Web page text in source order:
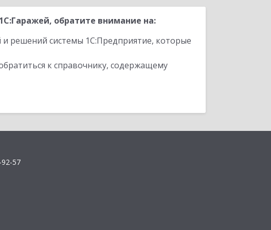
обратите внимание на:
и решений системы 1С:Предприятие, которые
к справочнику, содержащему
57